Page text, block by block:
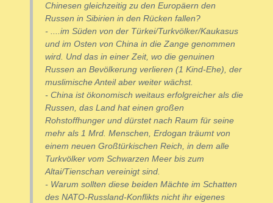
Chinesen gleichzeitig zu den Europäern den
Russen in Sibirien in den Rücken fallen?
- ....im Süden von der Türkei/Turkvölker/Kaukasus
und im Osten von China in die Zange genommen
wird. Und das in einer Zeit, wo die genuinen
Russen an Bevölkerung verlieren (1 Kind-Ehe), der
muslimische Anteil aber weiter wächst.
- China ist ökonomisch weitaus erfolgreicher als die
Russen, das Land hat einen großen
Rohstoffhunger und dürstet nach Raum für seine
mehr als 1 Mrd. Menschen, Erdogan träumt von
einem neuen Großtürkischen Reich, in dem alle
Turkvölker vom Schwarzen Meer bis zum
Altai/Tienschan vereinigt sind.
- Warum sollten diese beiden Mächte im Schatten
des NATO-Russland-Konflikts nicht ihr eigenes